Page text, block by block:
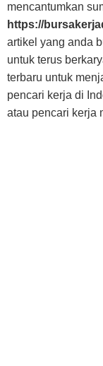
mencantumkan
https://
artikel yang anda
untuk terus
terbaru untuk
pencari kerja di
atau pencari kerja